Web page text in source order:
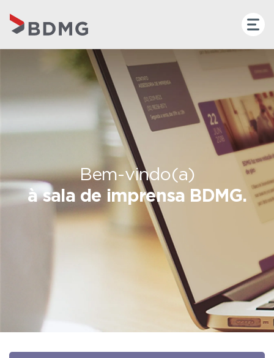
Bem-vindo(a)
à sala de imprensa BDMG.